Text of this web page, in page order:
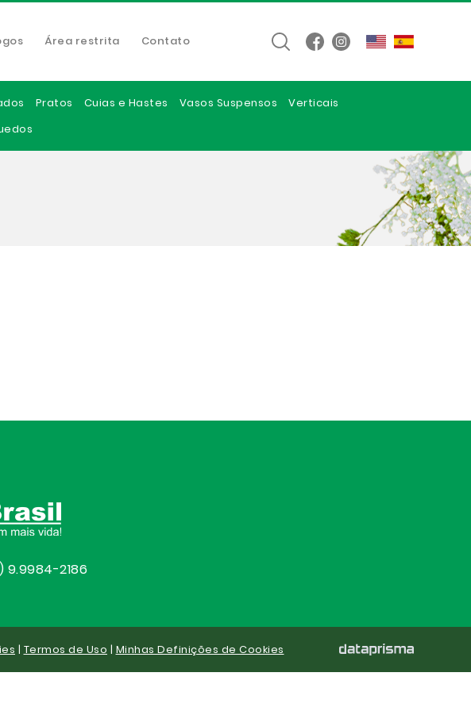
Área restrita Contato
Pratos Cuias e Hastes Vasos Suspensos
Verticais
9.9984-2186
| Termos de Uso | Minhas Definições de Cookies